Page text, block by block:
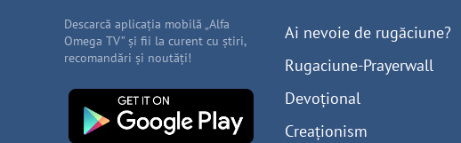
Descarcă aplicația mobilă „Alfa
Omega TV” și fii la curent cu știri,
recomandări și noutăți!
Ai nevoie de rugăciune?
Rugaciune-Prayerwall
Devoțional
Creaționism